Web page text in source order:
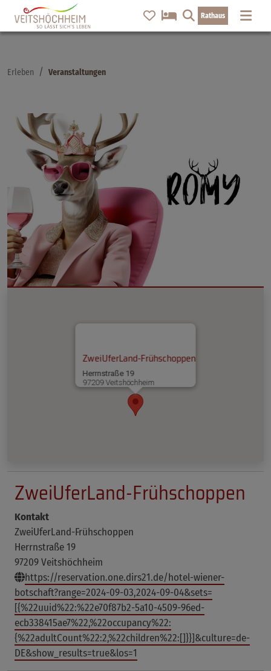
Rathaus
Erleben Veranstaltungen
ZweiUferLand-Frühschoppen
Herrnstraße 19
97209 Veitshöchheim
ZweiUferLand-Frühschoppen
Kontakt
ZweiUferLand-Frühschoppen
Herrnstraße 19
97209 Veitshöchheim
https://reservation.one.dirs21.de/hotel-wiener-
botschaft?range=2024-09-03,2024-09-04&sets=
[{%22uuid%22:%22e70f87b2-5a10-4509-96ed-
ecb338415ae7%22,%22occupancy%22:
{%22adultCount%22:2,%22children%22:[]}}]&culture=de-
DE&show_results=true&los=1